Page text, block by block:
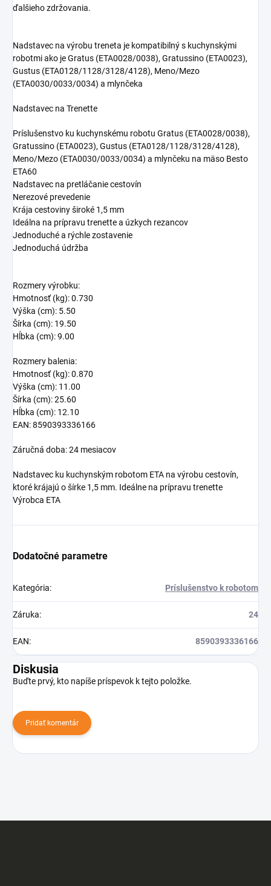
ďalšieho zdržovania.
Nadstavec na výrobu treneta je kompatibilný s kuchynskými
robotmi ako je Gratus (ETA0028/0038), Gratussino (ETA0023),
Gustus (ETA0128/1128/3128/4128), Meno/Mezo
(ETA0030/0033/0034) a mlynčeka
Nadstavec na Trenette
Príslušenstvo ku kuchynskému robotu Gratus (ETA0028/0038),
Gratussino (ETA0023), Gustus (ETA0128/1128/3128/4128),
Meno/Mezo (ETA0030/0033/0034) a mlynčeku na mäso Besto
ETA60
Nadstavec na pretláčanie cestovín
Nerezové prevedenie
Krája cestoviny široké 1,5 mm
Ideálna na prípravu trenette a úzkych rezancov
Jednoduché a rýchle zostavenie
Jednoduchá údržba
Rozmery výrobku:
Hmotnosť (kg): 0.730
Výška (cm): 5.50
Šírka (cm): 19.50
Hĺbka (cm): 9.00
Rozmery balenia:
Hmotnosť (kg): 0.870
Výška (cm): 11.00
Šírka (cm): 25.60
Hĺbka (cm): 12.10
EAN: 8590393336166
Záručná doba: 24 mesiacov
Nadstavec ku kuchynským robotom ETA na výrobu cestovín,
ktoré krájajú o šírke 1,5 mm. Ideálne na prípravu trenette
Výrobca ETA
Dodatočné parametre
Kategória: Príslušenstvo k robotom
Záruka: 24
EAN: 8590393336166
Diskusia
Buďte prvý, kto napíše príspevok k tejto položke.
Pridať komentár